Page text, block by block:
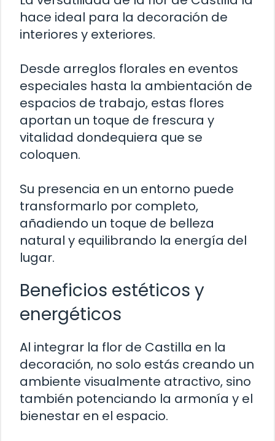
hace ideal para la decoración de
interiores y exteriores.
Desde arreglos florales en eventos
especiales hasta la ambientación de
espacios de trabajo, estas flores
aportan un toque de frescura y
vitalidad dondequiera que se
coloquen.
Su presencia en un entorno puede
transformarlo por completo,
añadiendo un toque de belleza
natural y equilibrando la energía del
lugar.
Beneficios estéticos y
energéticos
Al integrar la flor de Castilla en la
decoración, no solo estás creando un
ambiente visualmente atractivo, sino
también potenciando la armonía y el
bienestar en el espacio.